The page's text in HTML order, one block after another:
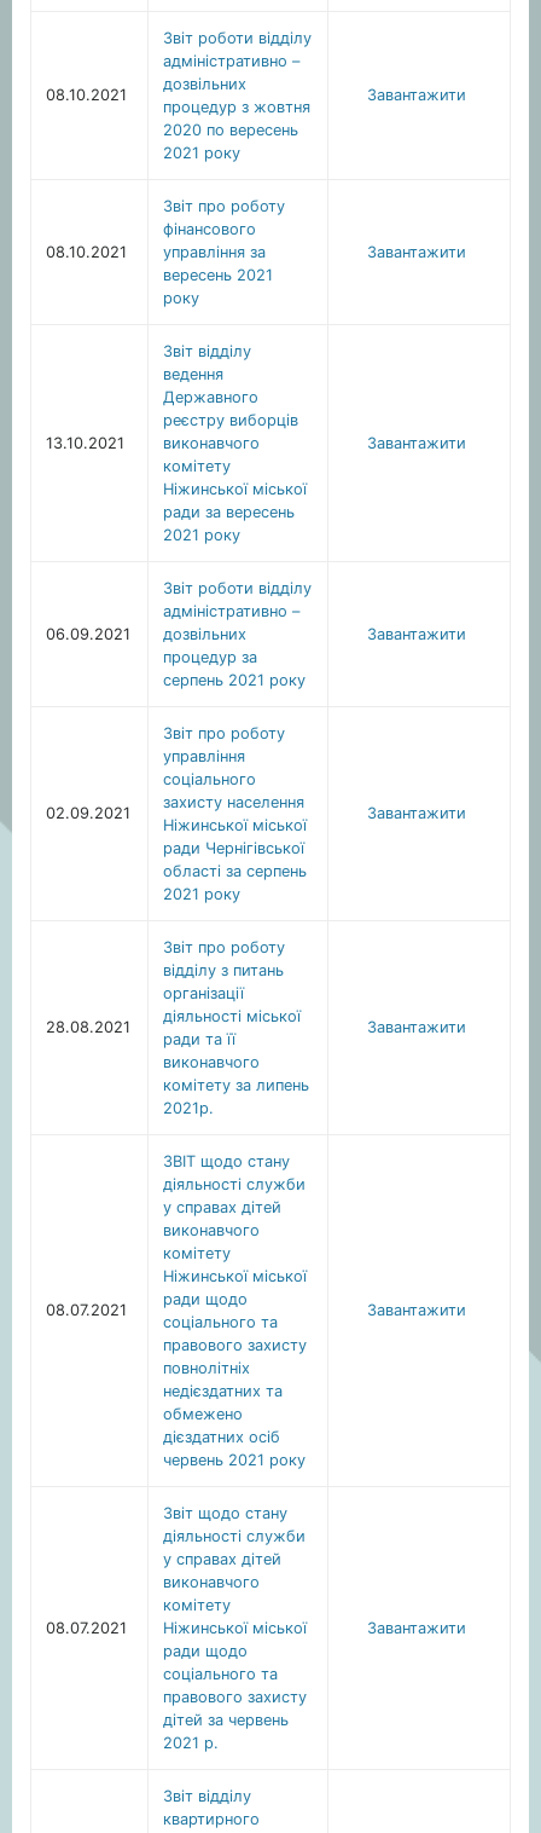
08.10.2021
Звіт роботи відділу
адміністративно –
дозвільних
процедур з жовтня
2020 по вересень
2021 року
Завантажити
08.10.2021
Звіт про роботу
фінансового
управління за
вересень 2021
року
Завантажити
13.10.2021
Звіт відділу
ведення
Державного
реєстру виборців
виконавчого
комітету
Ніжинської міської
ради за вересень
2021 року
Завантажити
06.09.2021
Звіт роботи відділу
адміністративно –
дозвільних
процедур за
серпень 2021 року
Завантажити
02.09.2021
Звіт про роботу
управління
соціального
захисту населення
Ніжинської міської
ради Чернігівської
області за серпень
2021 року
Завантажити
28.08.2021
Звіт про роботу
відділу з питань
організації
діяльності міської
ради та її
виконавчого
комітету за липень
2021р.
Завантажити
08.07.2021
ЗВІТ щодо стану
діяльності служби
у справах дітей
виконавчого
комітету
Ніжинської міської
ради щодо
соціального та
правового захисту
повнолітніх
недієздатних та
обмежено
дієздатних осіб
червень 2021 року
Завантажити
08.07.2021
Звіт щодо стану
діяльності служби
у справах дітей
виконавчого
комітету
Ніжинської міської
ради щодо
соціального та
правового захисту
дітей за червень
2021 р.
Завантажити
Звіт відділу
квартирного